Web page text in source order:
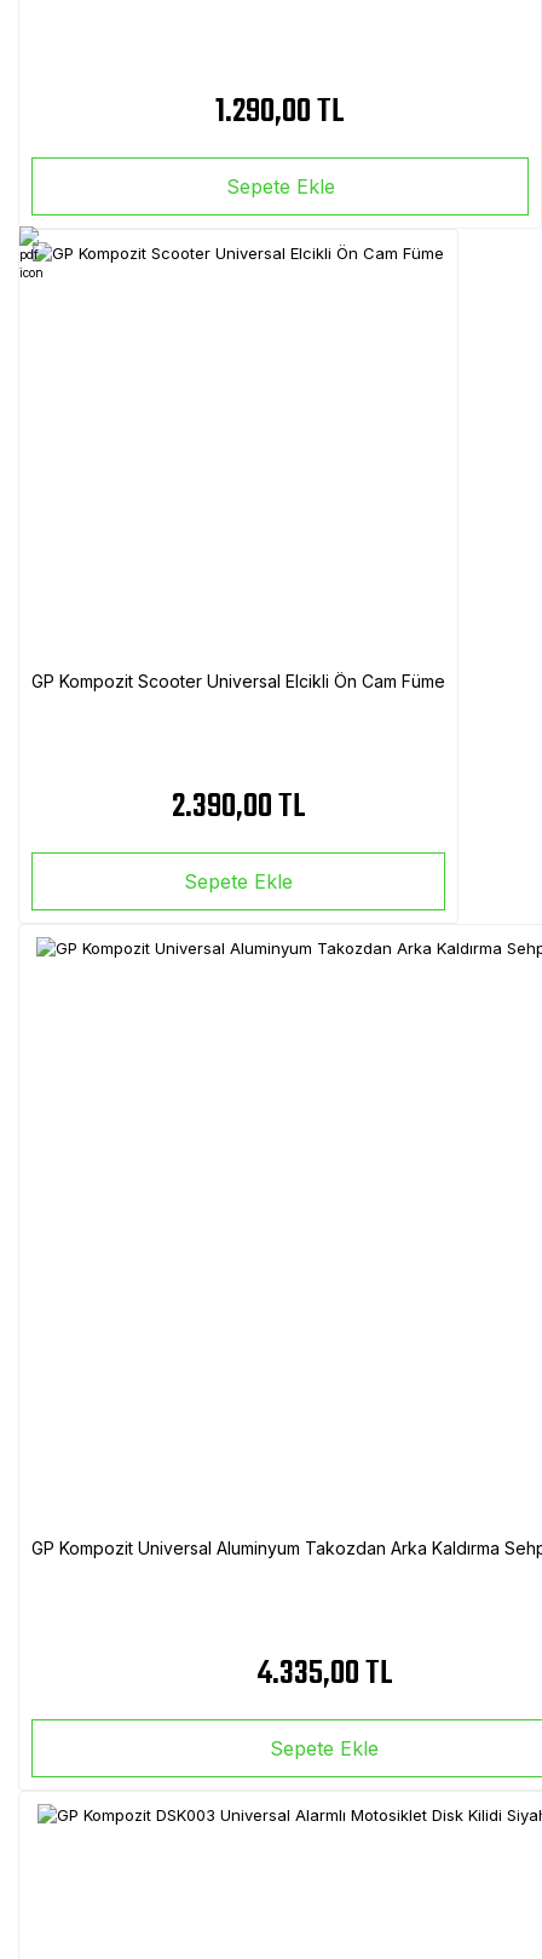
1.290,00 TL
Sepete Ekle
GP Kompozit Scooter Universal Elcikli Ön Cam Füme
2.390,00 TL
Sepete Ekle
GP Kompozit Universal Aluminyum Takozdan Arka Kaldırma
4.335,00 TL
Sepete Ekle